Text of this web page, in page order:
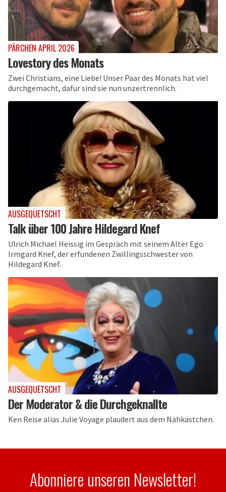
PÄRCHEN APRIL 2026
Lovestory des Monats
Zwei Christians, eine Liebe! Unser Paar des Monats hat viel
durchgemacht, dafür sind sie nun unzertrennlich.
AUSGEQUETSCHT
Talk über 100 Jahre Hildegard Knef
Ulrich Michael Heissig im Gespräch mit seinem Alter Ego
Irmgard Knef, der erfundenen Zwillingsschwester von
Hildegard Knef.
AUSGEQUETSCHT
Der Moderator & die Durchgeknallte
Ken Reise alias Julie Voyage plaudert aus dem Nähkästchen.
Abonniere unseren Newsletter!